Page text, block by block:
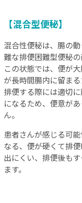
【混合型便秘】
混合性便秘は、腸の
難な排便困難型便秘の
この状態では、便が
が長時間腸内に留まる
排便する際には適切
になるため、便意が
ん。
患者さんが感じる可
なる、便が硬くて排
出にくい、排便後も
ます。